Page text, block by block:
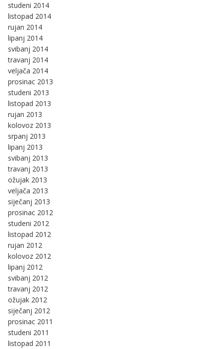
studeni 2014
listopad 2014
rujan 2014
lipanj 2014
svibanj 2014
travanj 2014
veljača 2014
prosinac 2013
studeni 2013
listopad 2013
rujan 2013
kolovoz 2013
srpanj 2013
lipanj 2013
svibanj 2013
travanj 2013
ožujak 2013
veljača 2013
siječanj 2013
prosinac 2012
studeni 2012
listopad 2012
rujan 2012
kolovoz 2012
lipanj 2012
svibanj 2012
travanj 2012
ožujak 2012
siječanj 2012
prosinac 2011
studeni 2011
listopad 2011